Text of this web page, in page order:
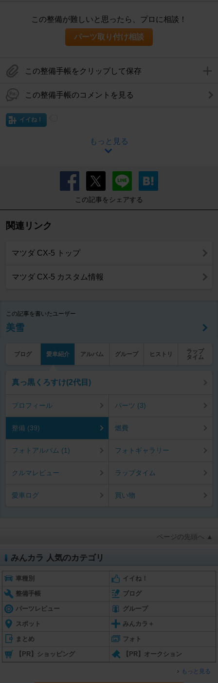
この整備が難しいと思ったら、プロに相談！
パーツ取り付け相談
この整備手帳をクリップして保存
この整備手帳のコメントを見る
イイね！
もっと見る
この記事をシェアする
関連リンク
マツダ CX-5 トップ
マツダ CX-5 カスタム情報
この記事を書いたユーザー
美雪
ブログ 愛車紹介 アルバム グループ ヒストリ
ラップ
タイム
真っ黒くろすけ(2代目)
プロフィール パーツ (3)
整備 (39) 燃費
フォトアルバム (1) フォトギャラリー
クルマレビュー ラップタイム
愛車ログ 買い物
ページの先頭へ ▲
みんカラ 人気のカテゴリ
車種別 イイね！
整備手帳 ブログ
パーツレビュー グループ
スポット みんカラ＋
まとめ フォト
【PR】ショッピング 【PR】オークション
もっと見る